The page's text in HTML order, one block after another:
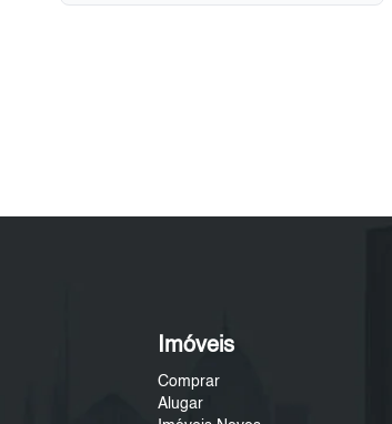
Imóveis
Comprar
Alugar